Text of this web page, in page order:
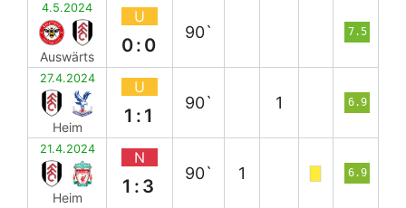
4.5.2024
Auswärts
U
0:0
90` 7.5
27.4.2024
Heim
U
1:1
90` 1 6.9
21.4.2024
Heim
N
1:3
90` 1 6.9